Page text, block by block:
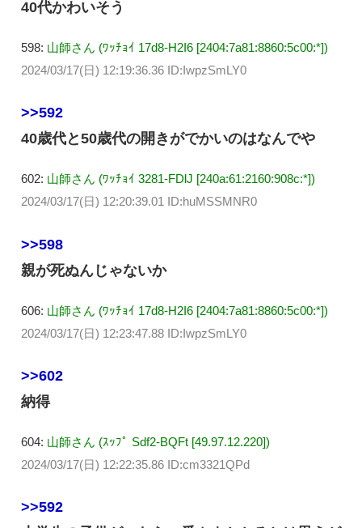
40代かわいそう
598: 山師さん (ﾜｯﾁｮｲ 17d8-H2I6 [2404:7a81:8860:5c00:*])
2024/03/17(日) 12:19:36.36 ID:IwpzSmLY0
>>592
40歳代と50歳代の開きがでかいのはなんでや
602: 山師さん (ﾜｯﾁｮｲ 3281-FDlJ [240a:61:2160:908c:*])
2024/03/17(日) 12:20:39.01 ID:huMSSMNR0
>>598
親が死ぬんじゃないか
606: 山師さん (ﾜｯﾁｮｲ 17d8-H2I6 [2404:7a81:8860:5c00:*])
2024/03/17(日) 12:23:47.88 ID:IwpzSmLY0
>>602
納得
604: 山師さん (ｽｯﾌﾟ Sdf2-BQFt [49.97.12.220])
2024/03/17(日) 12:22:35.86 ID:cm3321QPd
>>592